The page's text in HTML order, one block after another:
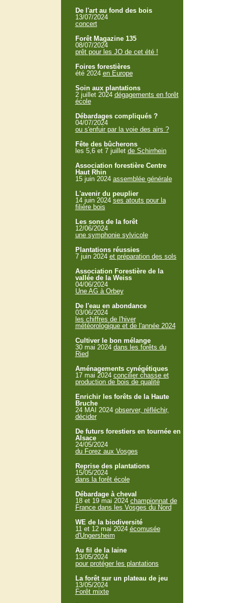
De l'art au fond des bois
13/07/2024
concert
Forêt Magazine 135
08/07/2024
prêt pour les JO de cet été !
Foires forestières
été 2024 en Europe
Soin aux plantations
2 juillet 2024 dégagements en forêt
école
Débardages compliqués ?
04/07/2024
ou s'enfuir par la voie des airs ?
Fête des bûcherons
les 5,6 et 7 juillet de Schirrhein
Association forestière Centre
Haut Rhin
15 juin 2024 assemblée générale
L'avenir du peuplier
14 juin 2024 ses atouts pour la
filière bois
Les sons de la forêt
12/06/2024
une symphonie sylvicole
Plantations réussies
7 juin 2024 et préparation des sols
Association Forestière de la
vallée de la Weiss
04/06/2024
Une AG à Orbey
De l'eau en abondance
03/06/2024
les chiffres de l'hiver
météorologique et de l'année 2024
Cultiver le bon mélange
30 mai 2024 dans les forêts du
Ried
Aménagements cynégétiques
17 mai 2024 concilier chasse et
production de bois de qualité
Enrichir les forêts de la Haute
Bruche
24 MAI 2024 observer, réfléchir,
décider
De futurs forestiers en tournée en
Alsace
24/05/2024
du Forez aux Vosges
Reprise des plantations
15/05/2024
dans la forêt école
Débardage à cheval
18 et 19 mai 2024 championnat de
France dans les Vosges du Nord
WE de la biodiversité
11 et 12 mai 2024 écomusée
d'Ungersheim
Au fil de la laine
13/05/2024
pour protéger les plantations
La forêt sur un plateau de jeu
13/05/2024
Forêt mixte